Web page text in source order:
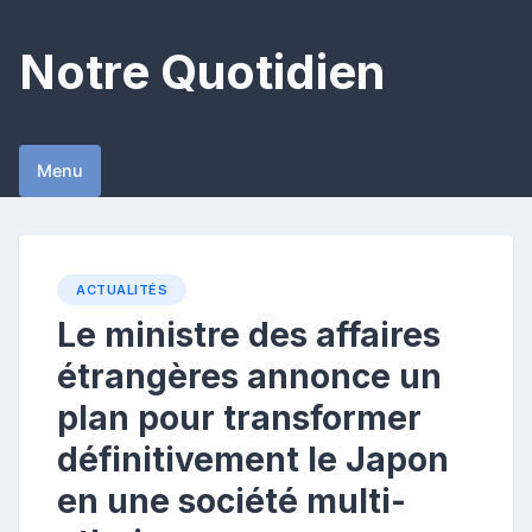
content
Notre Quotidien
Menu
ACTUALITÉS
Le ministre des affaires
étrangères annonce un
plan pour transformer
définitivement le Japon
en une société multi-